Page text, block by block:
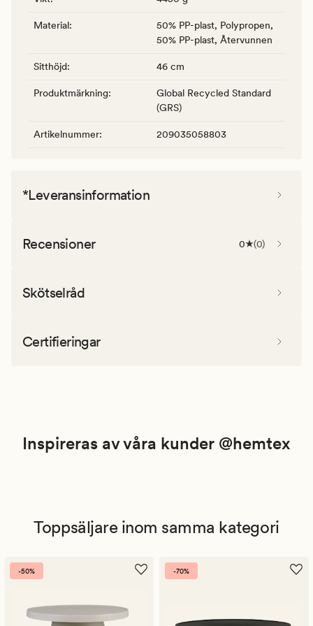
Material:
50% PP-plast, Polypropen,
50% PP-plast, Återvunnen
Sitthöjd: 46 cm
Produktmärkning:
Global Recycled Standard
(GRS)
Artikelnummer: 209035058803
*Leveransinformation
Recensioner 0 (0)
Skötselråd
Certifieringar
Inspireras av våra kunder @hemtex
Toppsäljare inom samma kategori
-50% -70%